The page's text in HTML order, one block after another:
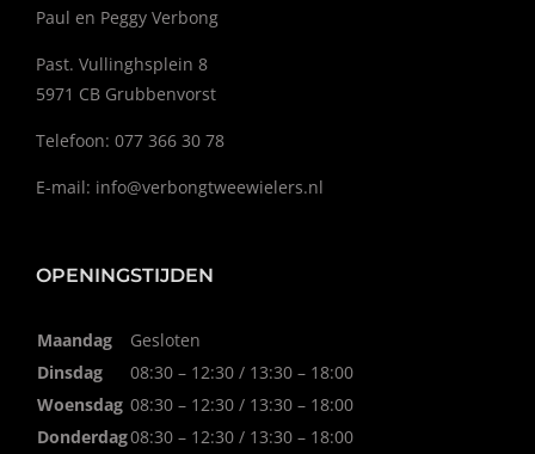
Paul en Peggy Verbong
Past. Vullinghsplein 8
5971 CB Grubbenvorst
Telefoon: 077 366 30 78
E-mail: info@verbongtweewielers.nl
OPENINGSTIJDEN
Maandag
Gesloten
Dinsdag
08:30 – 12:30 / 13:30 – 18:00
Woensdag 08:30 – 12:30 / 13:30 – 18:00
Donderdag08:30 – 12:30 / 13:30 – 18:00